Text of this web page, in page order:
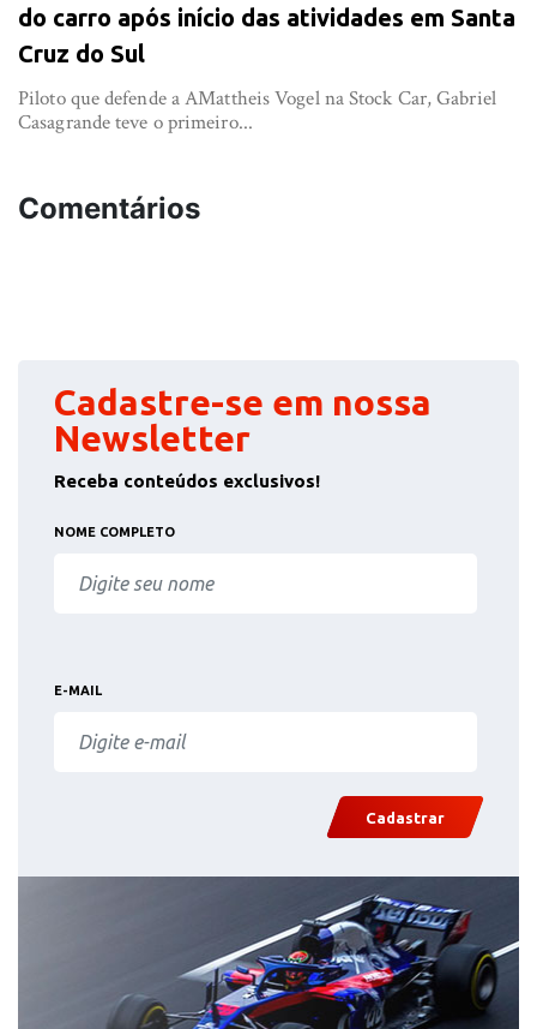
do carro após início das atividades em Santa
Cruz do Sul
Piloto que defende a AMattheis Vogel na Stock Car, Gabriel
Casagrande teve o primeiro...
Comentários
Cadastre-se em nossa
Newsletter
Receba conteúdos exclusivos!
NOME COMPLETO
E-MAIL
Cadastrar